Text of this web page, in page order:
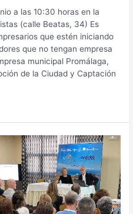
a las 10:30 horas en la
(calle Beatas, 34) Es
que estén iniciando
que no tengan empresa
municipal Promálaga,
de la Ciudad y Captación